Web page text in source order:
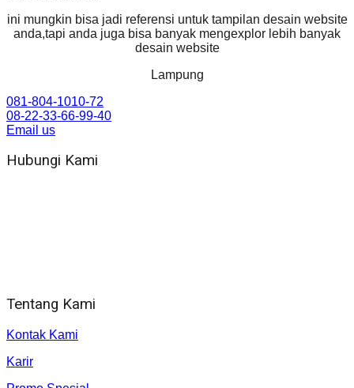
ini mungkin bisa jadi referensi untuk tampilan desain website
anda,tapi anda juga bisa banyak mengexplor lebih banyak
desain website
Lampung
081-804-1010-72
08-22-33-66-99-40
Email us
Hubungi Kami
Tentang Kami
Kontak Kami
Karir